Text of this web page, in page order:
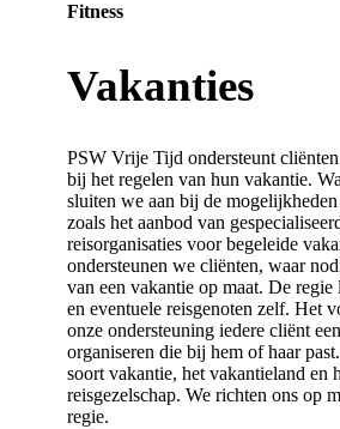
Fitness
Vakanties
PSW Vrije Tijd ondersteunt
bij het regelen van hun vakantie.
sluiten we aan bij de
zoals het aanbod van
reisorganisaties voor begeleide
ondersteunen we cliënten, waar
van een vakantie op maat. De
en eventuele reisgenoten zelf. Het
onze ondersteuning iedere cliënt
organiseren die bij hem of haar
soort vakantie, het vakantieland en
reisgezelschap. We richten ons op
regie.